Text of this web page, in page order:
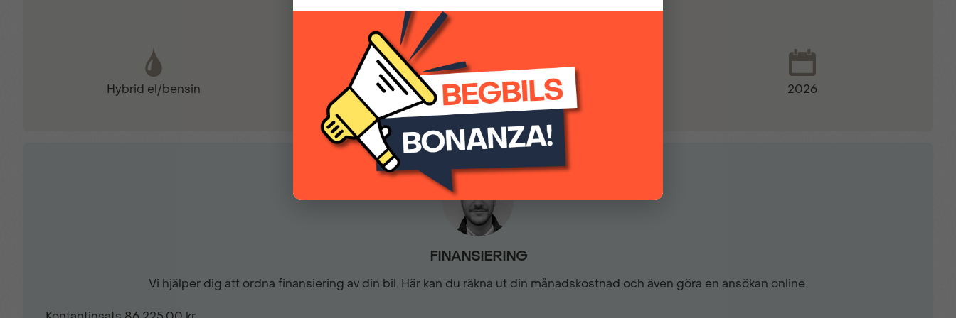
Fjärrstyrt centrallås
Hastighetsbegränsare
LED DRL (Varselljus)
(inkl.moms)
Hybrid el/bensin Automatisk 2026
FINANSIERING
Vi hjälper dig att ordna finansiering av din bil. Här kan du räkna ut din månadskostnad och även göra en ansökan online.